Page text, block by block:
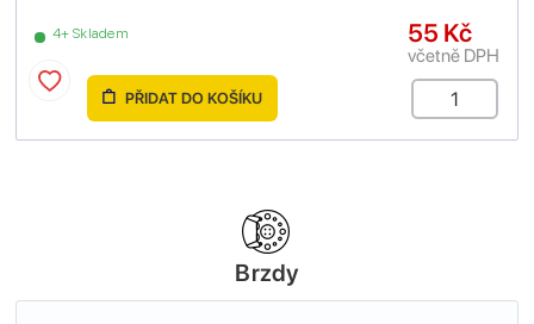
4+ Skladem 55 Kč
včetně DPH
PŘIDAT DO KOŠÍKU
Brzdy